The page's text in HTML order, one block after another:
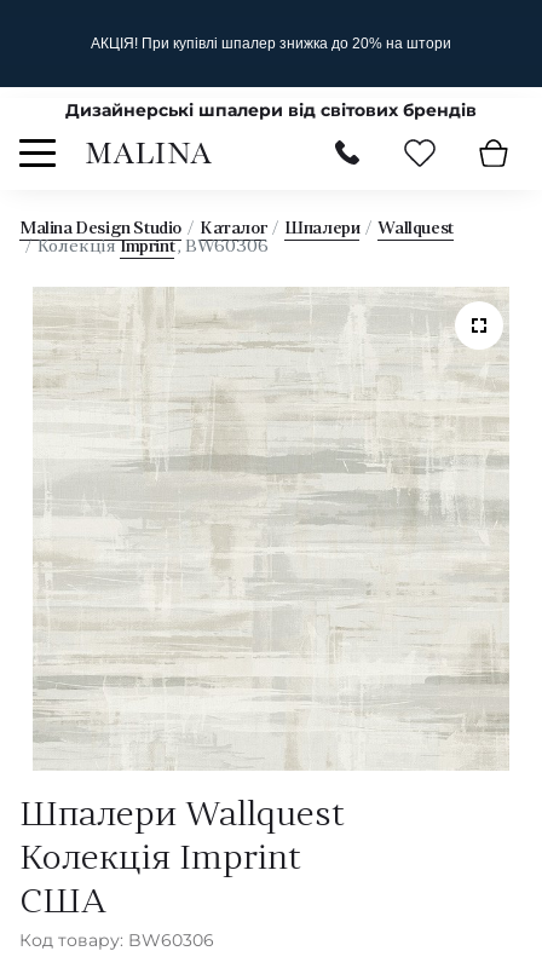
АКЦІЯ! При купівлі шпалер знижка до 20% на штори
Дизайнерські шпалери від світових брендів
Malina Design Studio Каталог Шпалери
Wallquest
Колекція Imprint, BW60306
Шпалери Wallquest
Колекція Imprint
США
Код товару: BW60306